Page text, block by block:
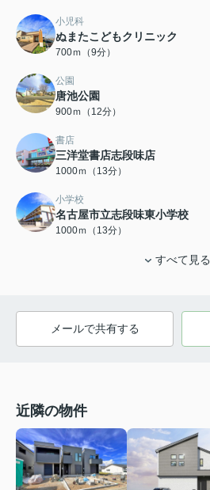
小児科
ぬまたこどもクリニック
700ｍ（9分）
公園
唐池公園
900ｍ（12分）
書店
三洋堂書店志段味店
1000ｍ（13分）
小学校
名古屋市立志段味東小学校
1000ｍ（13分）
すべて見る
メールで共有する
近隣の物件